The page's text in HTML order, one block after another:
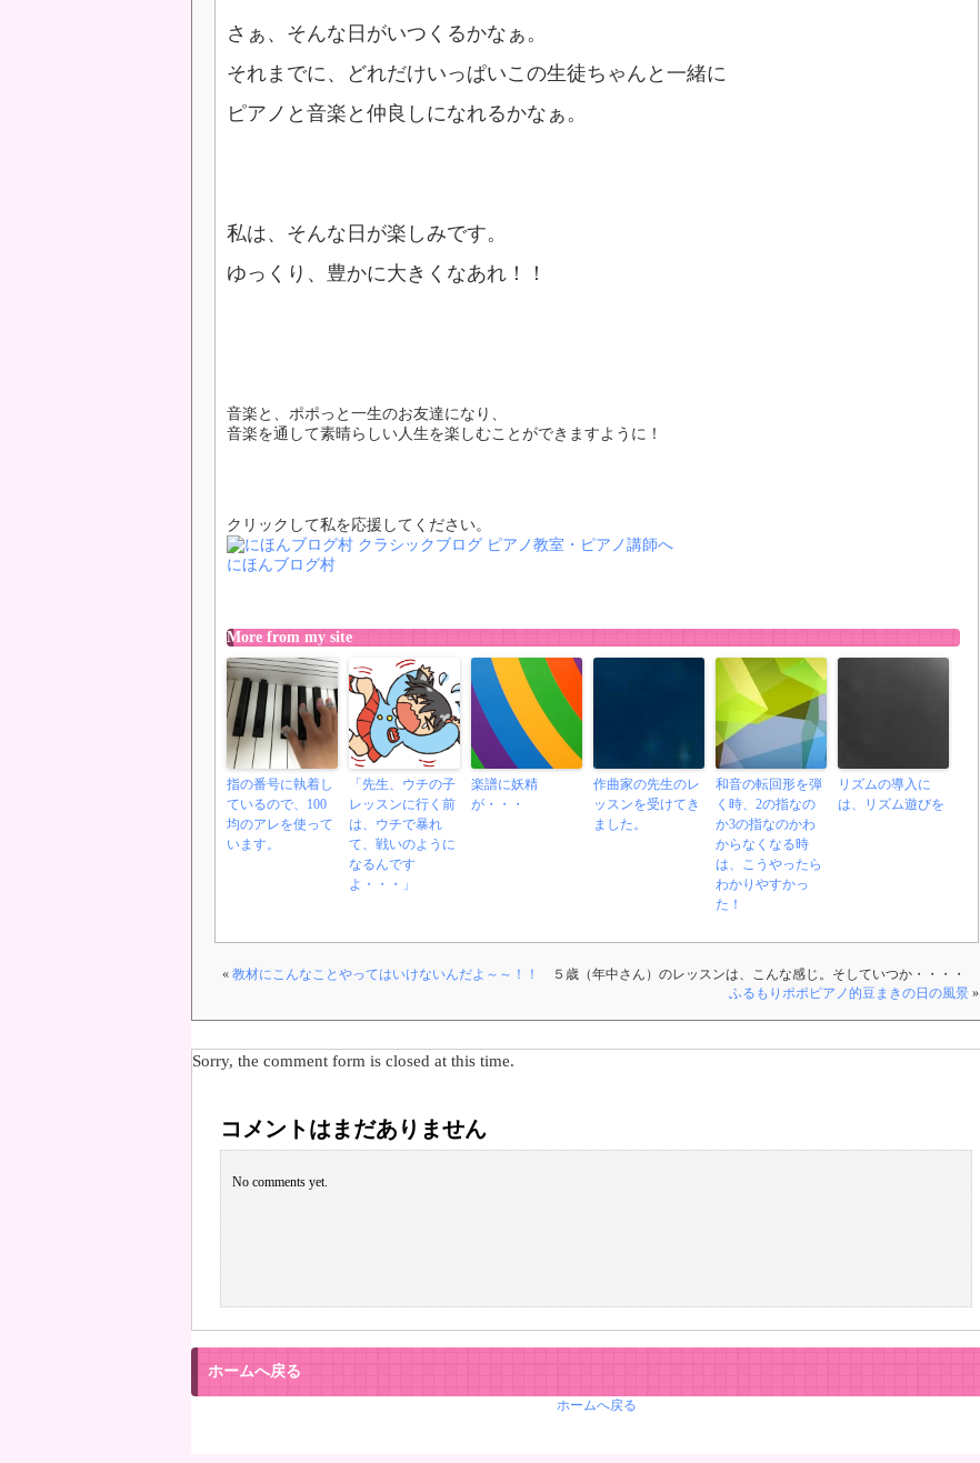
さぁ、そんな日がいつくるかなぁ。
それまでに、どれだけいっぱいこの生徒ちゃんと一緒に
ピアノと音楽と仲良しになれるかなぁ。
私は、そんな日が楽しみです。
ゆっくり、豊かに大きくなあれ！！
音楽と、ポポっと一生のお友達になり、
音楽を通して素晴らしい人生を楽しむことができますように！
クリックして私を応援してください。
にほんブログ村
More from my site
指の番号に執着し
ているので、100
均のアレを使って
います。
「先生、ウチの子
レッスンに行く前
は、ウチで暴れ
て、戦いのように
なるんです
よ・・・」
楽譜に妖精
が・・・
作曲家の先生のレ
ッスンを受けてき
ました。
和音の転回形を弾
く時、2の指なの
か3の指なのかわ
からなくなる時
は、こうやったら
わかりやすかっ
た！
リズムの導入に
は、リズム遊びを
« 教材にこんなことやってはいけないんだよ～～！！
５歳（年中さん）のレッスンは、こんな感じ。そしていつか・・・・
ふるもりポポピアノ的豆まきの日の風景 »
Sorry, the comment form is closed at this time.
コメントはまだありません
No comments yet.
ホームへ戻る
ホームへ戻る